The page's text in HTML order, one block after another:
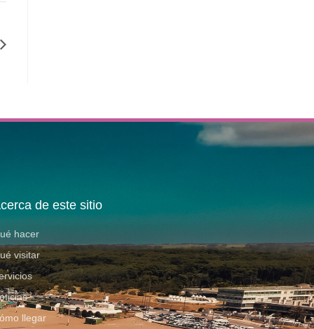
de este sitio
hacer
visitar
llegar